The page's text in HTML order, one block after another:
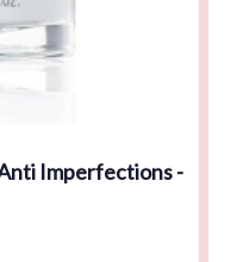
Imperfections -